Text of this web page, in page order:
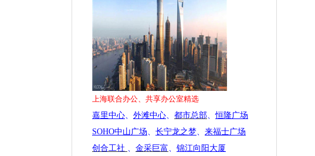
上海联合办公、共享办公室精选
嘉里中心、 外滩中心、 都市总部、恒隆广场
SOHO中山广场、 长宁龙之梦、 来福士广场
创合工社 、 金采巨富、 锦江向阳大厦